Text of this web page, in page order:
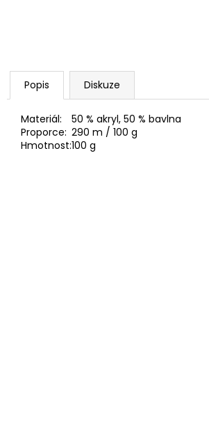
Popis Diskuze
Materiál:
50 % akryl, 50 % bavlna
Proporce: 290 m / 100 g
Hmotnost:100 g